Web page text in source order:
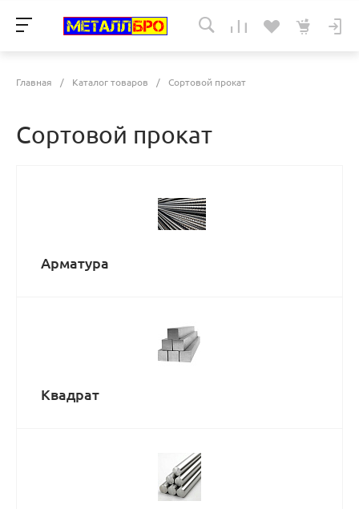
Главная / Каталог товаров / Сортовой прокат
Сортовой прокат
Арматура
Квадрат